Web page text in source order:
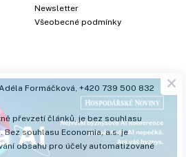
Newsletter
Všeobecné podmínky
Adéla Formáčková +420 739 500 832
převzetí článků, je bez souhlasu
Bez souhlasu Economia, a.s. je
obsahu pro účely automatizované